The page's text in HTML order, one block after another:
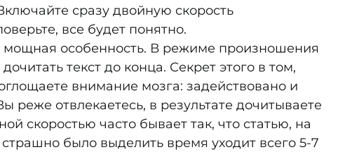
сразу двойную скорость
все будет понятно.
мощная особенность. В режиме произношения
текст до конца. Секрет этого в том,
внимание мозга: задействовано и
реже отвлекаетесь, в результате дочитываете
скоростью часто бывает так, что статью, на
было выделить время уходит всего 5-7